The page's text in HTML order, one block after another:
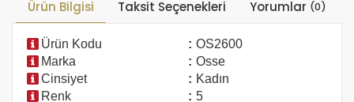
Ürün Bilgisi Taksit Seçenekleri Yorumlar (0)
Ürün Kodu : OS2600
Marka
: Osse
Cinsiyet
: Kadın
Renk
: 5